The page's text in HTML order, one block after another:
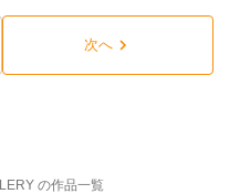
次へ
の作品一覧